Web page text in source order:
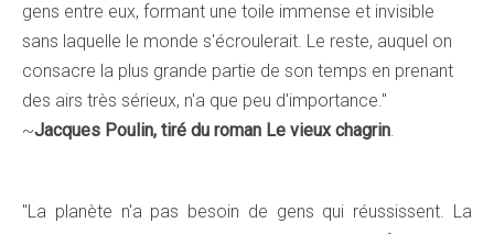
gens entre eux, formant une toile immense et invisible
sans laquelle le monde s'écroulerait. Le reste, auquel on
consacre la plus grande partie de son temps en prenant
des airs très sérieux, n'a que peu d'importance."
~Jacques Poulin, tiré du roman Le vieux chagrin.
"La planète n'a pas besoin de gens qui réussissent. La